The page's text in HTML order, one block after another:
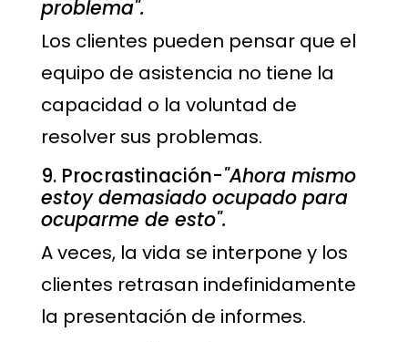
problema".
Los clientes pueden pensar que el
equipo de asistencia no tiene la
capacidad o la voluntad de
resolver sus problemas.
9. Procrastinación-"Ahora mismo
estoy demasiado ocupado para
ocuparme de esto".
A veces, la vida se interpone y los
clientes retrasan indefinidamente
la presentación de informes.